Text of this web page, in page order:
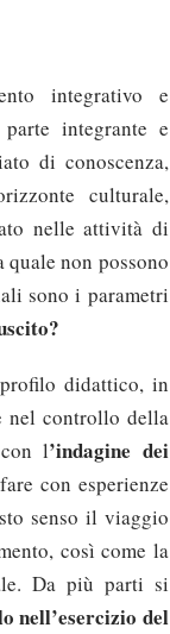
integrativo e
integrante e
di conoscenza,
culturale,
nelle attività di
non possono
sono i parametri
didattico, in
nel controllo della
l’indagine dei
con esperienze
senso il viaggio
così come la
Da più parti si
nell’esercizio del